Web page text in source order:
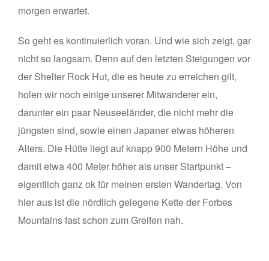
morgen erwartet.
So geht es kontinuierlich voran. Und wie sich zeigt, gar
nicht so langsam. Denn auf den letzten Steigungen vor
der Shelter Rock Hut, die es heute zu erreichen gilt,
holen wir noch einige unserer Mitwanderer ein,
darunter ein paar Neuseeländer, die nicht mehr die
jüngsten sind, sowie einen Japaner etwas höheren
Alters. Die Hütte liegt auf knapp 900 Metern Höhe und
damit etwa 400 Meter höher als unser Startpunkt –
eigentlich ganz ok für meinen ersten Wandertag. Von
hier aus ist die nördlich gelegene Kette der Forbes
Mountains fast schon zum Greifen nah.